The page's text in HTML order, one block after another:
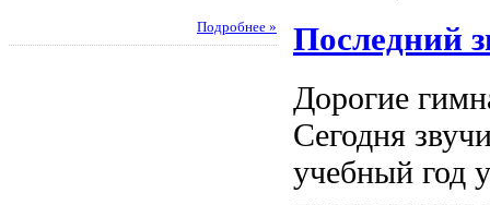
Подробнее » Последний
Дорогие
Сегодня
учебный год